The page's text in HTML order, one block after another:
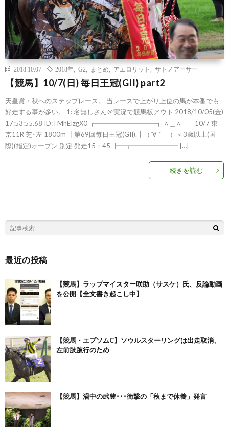
2018.10.07 2018年 G2 まとめ アエロリット サトノアーサー
【競馬】10/7(日) 毎日王冠(GII) part2
天皇賞・秋へのステップレース。 当レースで上がり上位の馬が本番でも
好走する事が多い。 1: 名無しさん＠実況で競馬板アウト 2018/10/05(金)
17:53:55.68 ID:TMhEIzgX0 ┏━━━━━━━━━┓ ∧＿∧ 10/7 東
京11R 芝･左 1800m ┃第69回毎日王冠(GII).┃（´∀｀ ）＜3歳以上(国
際)(指定)オープン 別定 発走15：45 ┣━┯━┯━━━━━ […]
続きを読む
最近の投稿
【競馬】ラップマイスター咲助（サスケ）氏、反論動画
を公開【全文書き起こし中】
【競馬・エプソムC】ソウルスターリングは出走取消、
左前肢跛行のため
【競馬】渦中の武豊･･･衝撃の「秋まで休養」発言